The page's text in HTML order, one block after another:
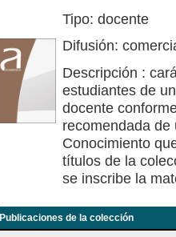
Tipo: docente
Difusión:
Descripción :
estudiantes de
docente
recomendada
Conocimiento
títulos de la
se inscribe la
Publicaciones de la colección